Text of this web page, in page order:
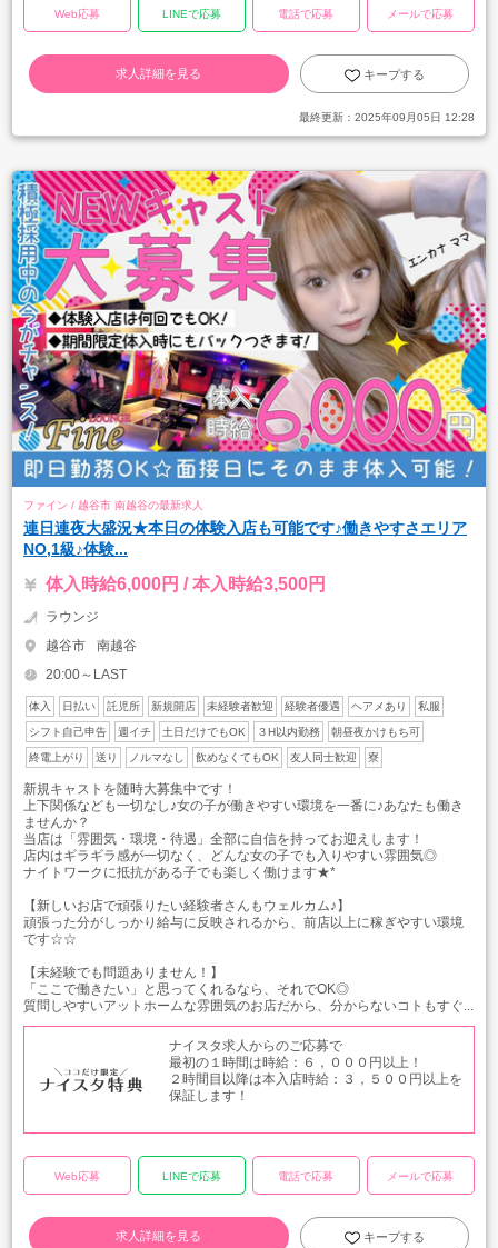
Web応募 LINEで応募 電話で応募 メールで応募
求人詳細を見る キープする
最終更新： 2025年09月05日 12:28
ファイン / 越谷市 南越谷の最新求人
連日連夜大盛況★本日の体験入店も可能です♪働きやすさエリア
NO,1級♪体験...
体入時給6,000円 / 本入時給3,500円
ラウンジ
越谷市
南越谷
20:00～LAST
体入 日払い 託児所 新規開店 未経験者歓迎 経験者優遇 ヘアメあり 私服
シフト自己申告 週イチ 土日だけでもOK ３H以内勤務 朝昼夜かけもち可
終電上がり 送り ノルマなし 飲めなくてもOK 友人同士歓迎 寮
新規キャストを随時大募集中です！
上下関係なども一切なし♪女の子が働きやすい環境を一番に♪あなたも働き
ませんか？
当店は「雰囲気・環境・待遇」全部に自信を持ってお迎えします！
店内はギラギラ感が一切なく、どんな女の子でも入りやすい雰囲気◎
ナイトワークに抵抗がある子でも楽しく働けます★*
【新しいお店で頑張りたい経験者さんもウェルカム♪】
頑張った分がしっかり給与に反映されるから、前店以上に稼ぎやすい環境
です☆☆
【未経験でも問題ありません！】
「ここで働きたい」と思ってくれるなら、それでOK◎
質問しやすいアットホームな雰囲気のお店だから、分からないコトもすぐ...
ナイスタ求人からのご応募で
最初の１時間は時給：６，０００円以上！
２時間目以降は本入店時給：３，５００円以上を
保証します！
Web応募 LINEで応募 電話で応募 メールで応募
求人詳細を見る キープする